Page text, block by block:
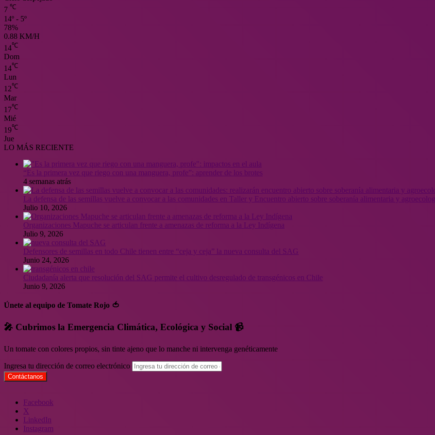
7 ℃
14º - 5º
78%
0.88 KM/H
14℃
Dom
14℃
Lun
12℃
Mar
17℃
Mié
19℃
Jue
LO MÁS RECIENTE
“Es la primera vez que riego con una manguera, profe”: aprender de los brotes
4 semanas atrás
La defensa de las semillas vuelve a convocar a las comunidades en Taller y Encuentro abierto sobre soberanía alimentaria y
Julio 10, 2026
Organizaciones Mapuche se articulan frente a amenazas de reforma a la Ley Indígena
Julio 9, 2026
Defensores de semillas en todo Chile tienen entre “ceja y ceja” la nueva consulta del SAG
Junio 24, 2026
Ciudadanía alerta que resolución del SAG permite el cultivo desregulado de transgénicos en Chile
Junio 9, 2026
Únete al equipo de Tomate Rojo 🍅
🎤 Cubrimos la Emergencia Climática, Ecológica y Social 📹
Un tomate con colores propios, sin tinte ajeno que lo manche ni intervenga genéticamente
Ingresa tu dirección de correo electrónico
Facebook
X
LinkedIn
Instagram